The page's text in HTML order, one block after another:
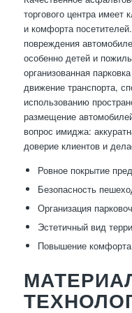
торгового центра имеет
и комфорта
повреждения
особенно детей и
организованная
движение транспорта,
использованию
размещение
вопрос имиджа:
доверие клиентов и
Ровное покрытие
Безопасность
Организация
Эстетичный вид
Повышение комфорта